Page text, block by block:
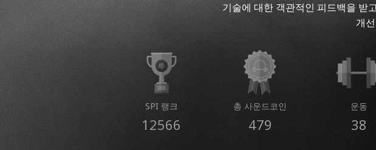
기술에 대한 객관적인 피드백을 받
개
SPI 랭크
12566
총 사운드코인
479
운동
38